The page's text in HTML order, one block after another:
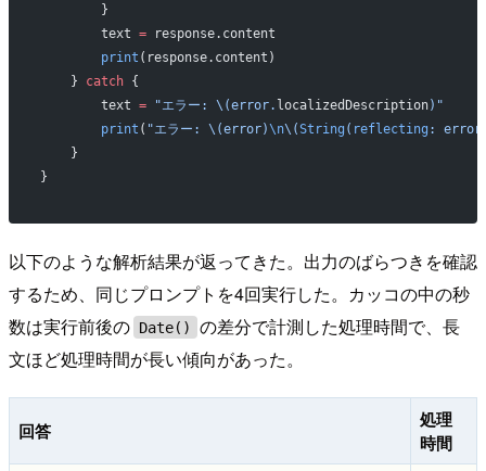
        }
        text
= response.content
        print
(response.content)
    }
catch {
        text
= "エラー: \(error. localizedDescription) "
        print
( "エラー: \(error)\n\(String ( reflecting :
    }
}
以下のような解析結果が返ってきた。出力のばらつきを確認
するため、同じプロンプトを4回実行した。カッコの中の秒
数は実行前後の Date()
の差分で計測した処理時間で、長
文ほど処理時間が長い傾向があった。
回答
処理
時間